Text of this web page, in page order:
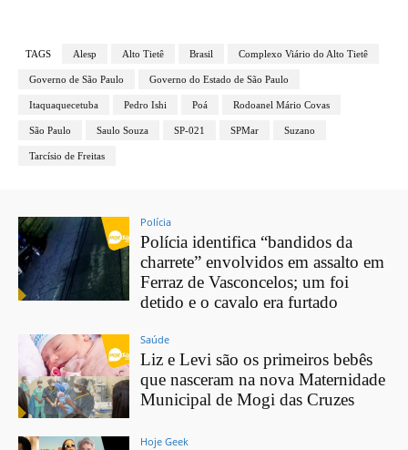
TAGS Alesp Alto Tietê Brasil Complexo Viário do Alto Tietê
Governo de São Paulo Governo do Estado de São Paulo
Itaquaquecetuba Pedro Ishi Poá Rodoanel Mário Covas
São Paulo Saulo Souza SP-021 SPMar Suzano
Tarcísio de Freitas
Polícia
Polícia identifica “bandidos da
charrete” envolvidos em assalto em
Ferraz de Vasconcelos; um foi
detido e o cavalo era furtado
Saúde
Liz e Levi são os primeiros bebês
que nasceram na nova Maternidade
Municipal de Mogi das Cruzes
Hoje Geek